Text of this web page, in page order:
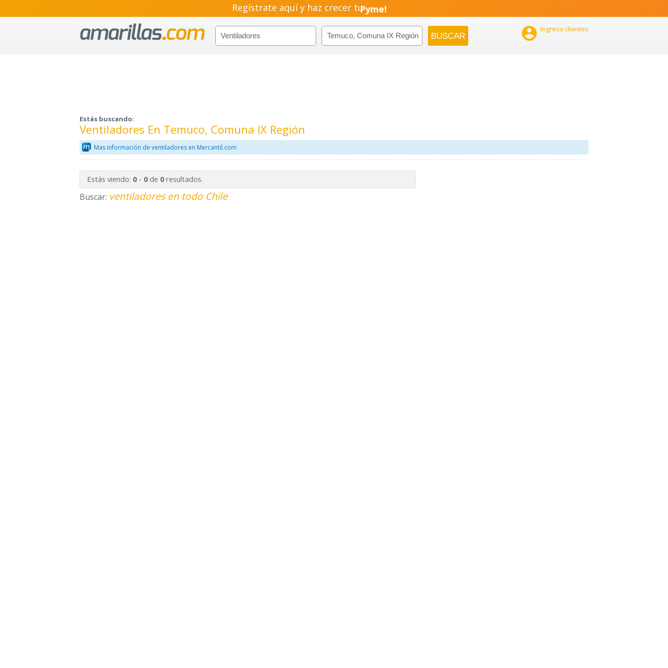
Regístrate aquí y haz crecer tuPyme!
Emprendimiento!
 Ingreso clientes
Estás buscando:
Ventiladores En Temuco, Comuna IX Región
Mas información de ventiladores en Mercantil.com
Estás viendo: 0- 0de 0resultados.
Buscar: ventiladores en todo Chile